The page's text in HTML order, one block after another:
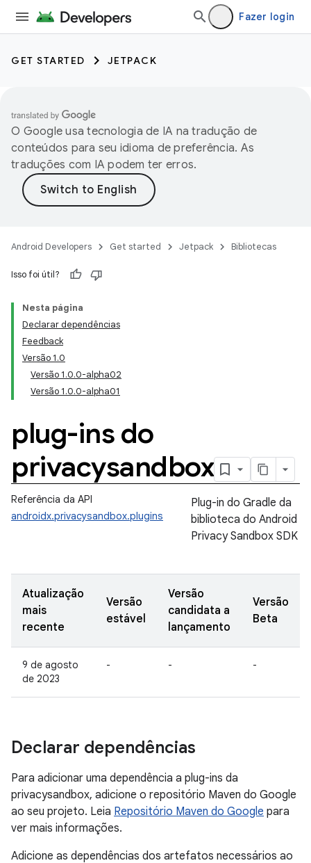
Fazer login
GET STARTED JETPACK
O Google usa tecnologia de IA na tradução de
conteúdos para seu idioma de preferência. As
traduções com IA podem ter erros.
Android Developers Get started Jetpack Bibliotecas
Isso foi útil?
Nesta página
Declarar dependências
Feedback
Versão 1.0
Versão 1.0.0-alpha02
Versão 1.0.0-alpha01
plug-ins do
privacysandbox
Referência da API
androidx.privacysandbox.plugins
Plug-in do Gradle da
biblioteca do Android
Privacy Sandbox SDK
Atualização
mais
recente
Versão
estável
Versão
candidata a
lançamento
Versão
Beta
9 de agosto
de 2023
- - -
Declarar dependências
Para adicionar uma dependência a plug-ins da
privacysandbox, adicione o repositório Maven do Google
ao seu projeto. Leia Repositório Maven do Google para
ver mais informações.
Adicione as dependências dos artefatos necessários ao